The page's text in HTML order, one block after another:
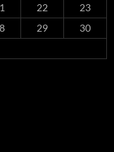
22
23
29
30